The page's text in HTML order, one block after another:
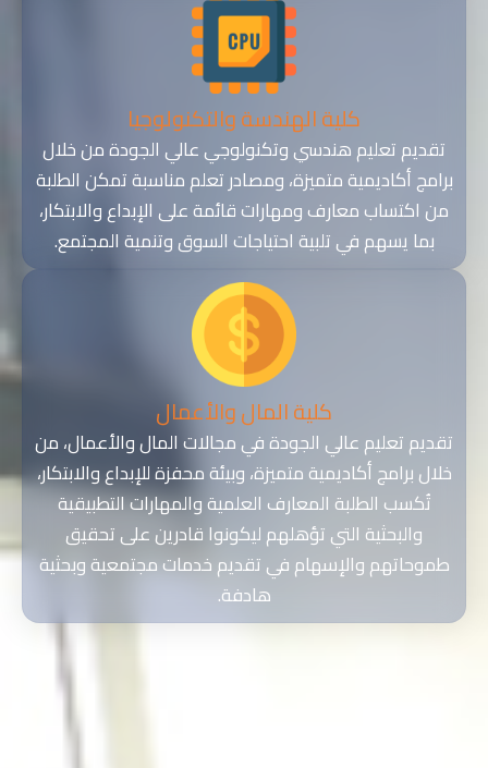
كلية الهندسة والتكنولوجيا
تقديم تعليم هندسي وتكنولوجي عالي الجودة من خلال
برامج أكاديمية متميزة، ومصادر تعلم مناسبة تمكن الطلبة
من اكتساب معارف ومهارات قائمة على الإبداع والابتكار،
بما يسهم في تلبية احتياجات السوق وتنمية المجتمع.
كلية المال والأعمال
تقديم تعليم عالي الجودة في مجالات المال والأعمال، من
خلال برامج أكاديمية متميزة، وبيئة محفزة للإبداع والابتكار،
تُكسب الطلبة المعارف العلمية والمهارات التطبيقية
والبحثية التي تؤهلهم ليكونوا قادرين على تحقيق
طموحاتهم والإسهام في تقديم خدمات مجتمعية وبحثية
هادفة.